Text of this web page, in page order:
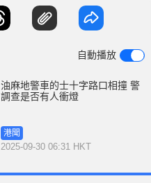
e
自動播放
油麻地警車的士十字路口相撞 警
調查是否有人衝燈
港聞
2025-09-30 06:31 HKT